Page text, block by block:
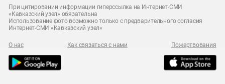
При цитировании информации гиперссылка на Интернет-СМИ
«Кавказский узел» обязательна
Использование фото возможно только с предварительного согласия
Интернет-СМИ «Кавказский узел»
О нас Как связаться с нами Пожертвования